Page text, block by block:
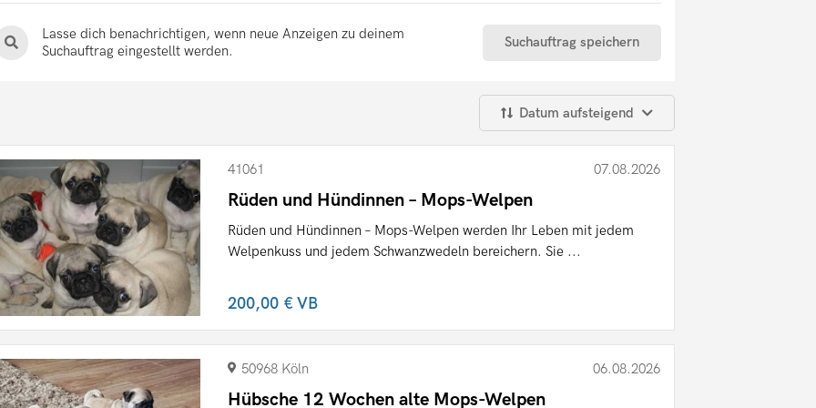
Lasse dich benachrichtigen, wenn neue Anzeigen zu deinem
Suchauftrag eingestellt werden.
Suchauftrag speichern
Datum aufsteigend
41061 07.08.2026
Rüden und Hündinnen – Mops-Welpen
Rüden und Hündinnen – Mops-Welpen werden Ihr Leben mit jedem
Welpenkuss und jedem Schwanzwedeln bereichern. Sie ...
200,00 €VB
50968 Köln 06.08.2026
Hübsche 12 Wochen alte Mops-Welpen